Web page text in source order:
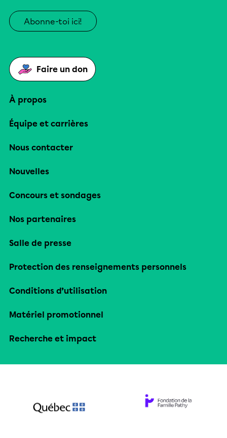
Abonne-toi ici!
Faire un don
À propos
Équipe et carrières
Nous contacter
Nouvelles
Concours et sondages
Nos partenaires
Salle de presse
Protection des renseignements personnels
Conditions d’utilisation
Matériel promotionnel
Recherche et impact